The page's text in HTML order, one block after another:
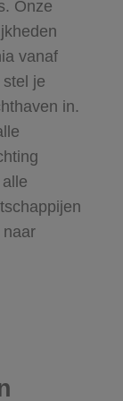
Onze
vanaf
je
in.
naar